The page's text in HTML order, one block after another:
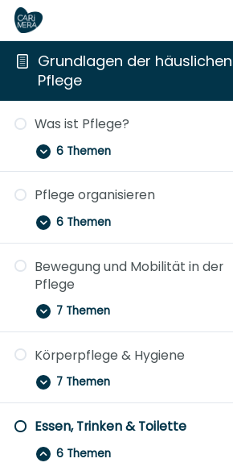
Grundlagen der häuslichen
Pflege
Was ist Pflege?
Aufklappen
Was
ist
Pflege?
6 Themen
Pflege organisieren
Aufklappen
Pflege
organisieren
6 Themen
Bewegung und Mobilität in der
Pflege
Aufklappen
Bewegung
und
Mobilität
in
der
Pflege
7 Themen
Körperpflege & Hygiene
Aufklappen
Körperpflege
&
Hygiene
7 Themen
Essen, Trinken & Toilette
Zuklappen
Essen,
Trinken
&
Toilette
6 Themen
Aufklappen
Folgeerkrankungen
erkennen
&
vermeiden
Aufklappen
Stark
bleiben
in
der
Pflege